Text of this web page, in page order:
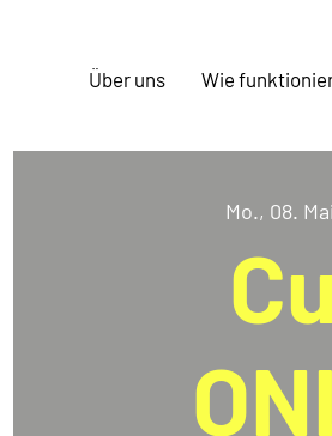
Über uns Wie
Mo., 08. Mai